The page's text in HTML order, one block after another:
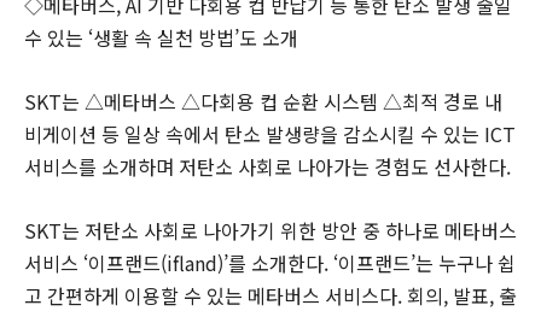
수 있는 ‘생활 속 실천 방법’도 소개
SKT는 △메타버스 △다회용 컵 순환 시스템 △최적 경로 내
비게이션 등 일상 속에서 탄소 발생량을 감소시킬 수 있는 ICT
서비스를 소개하며 저탄소 사회로 나아가는 경험도 선사한다.
SKT는 저탄소 사회로 나아가기 위한 방안 중 하나로 메타버스
서비스 ‘이프랜드(ifland)’를 소개한다. ‘이프랜드’는 누구나 쉽
고 간편하게 이용할 수 있는 메타버스 서비스다. 회의, 발표, 출